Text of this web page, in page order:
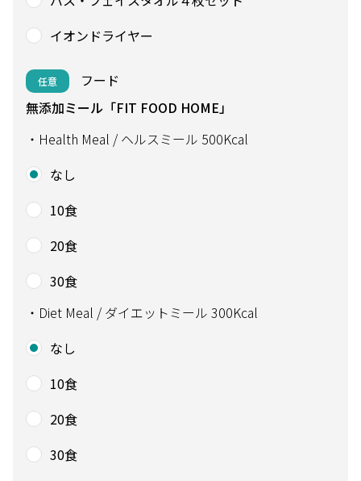
イオンドライヤー
任意
フード
無添加ミール「FIT FOOD HOME」
・Health Meal / ヘルスミール 500Kcal
なし
10食
20食
30食
・Diet Meal / ダイエットミール 300Kcal
なし
10食
20食
30食